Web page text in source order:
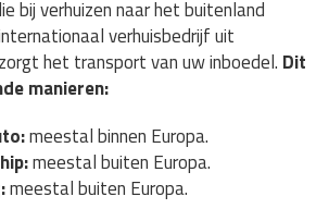
bij verhuizen naar het buitenland
verhuisbedrijf uit
het transport van uw inboedel. Dit
manieren:
meestal binnen Europa.
meestal buiten Europa.
meestal buiten Europa.